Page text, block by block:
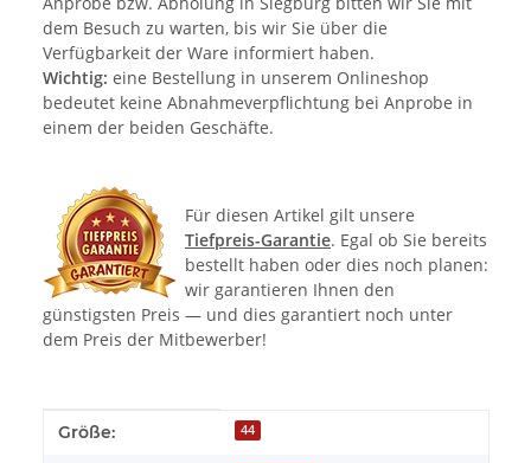
dem Besuch zu warten, bis wir Sie über die
Verfügbarkeit der Ware informiert haben.
Wichtig: eine Bestellung in unserem Onlineshop
bedeutet keine Abnahmeverpflichtung bei Anprobe in
einem der beiden Geschäfte.
Für diesen Artikel gilt unsere
Tiefpreis-Garantie. Egal ob Sie bereits
bestellt haben oder dies noch planen:
wir garantieren Ihnen den
günstigsten Preis — und dies garantiert noch unter
dem Preis der Mitbewerber!
Produkteigenschaft
Wert
Größe: 44